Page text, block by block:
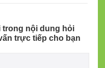
trong nội dung hỏi
trực tiếp cho bạn